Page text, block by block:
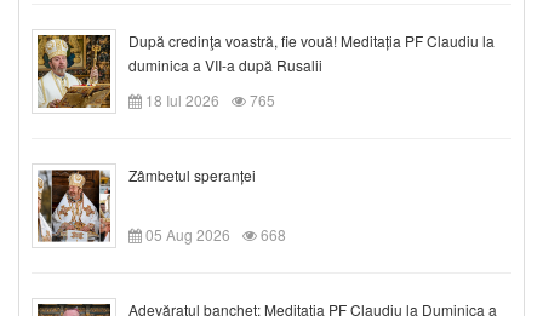
După credinţa voastră, fie vouă! Meditația PF Claudiu la
duminica a VII-a după Rusalii
18 Iul 2026
765
Zâmbetul speranței
05 Aug 2026 668
Adevăratul banchet: Meditația PF Claudiu la Duminica a